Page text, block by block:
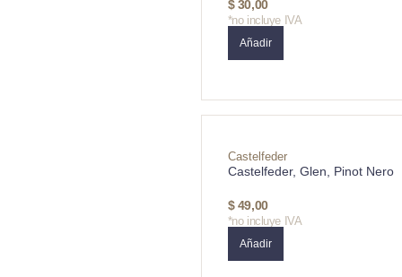
$30,00
*no incluye IVA
Añadir
Castelfeder
Castelfeder, Glen, Pinot Nero
$49,00
*no incluye IVA
Añadir